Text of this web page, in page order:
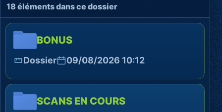
18 éléments dans ce dossier
BONUS
Dossier 09/08/2026 10:12
SCANS EN COURS